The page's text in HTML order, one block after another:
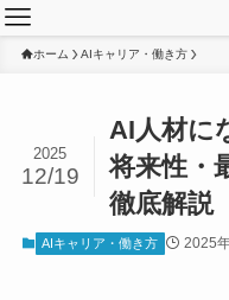
ホーム AIキャリア・働き方
AI人材に
将来性・
徹底解説
2025
12/19
AIキャリア・働き方 2025